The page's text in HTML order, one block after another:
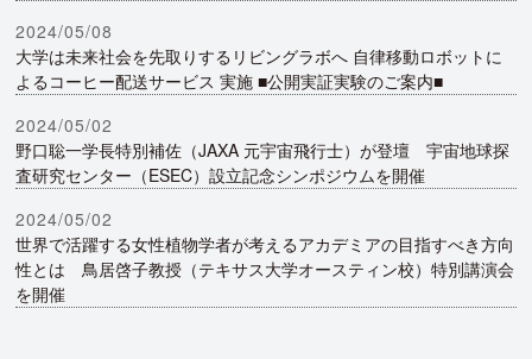
2024/05/08
大学は未来社会を先取りするリビングラボへ 自律移動ロボットに
よるコーヒー配送サービス 実施 ■公開実証実験のご案内■
2024/05/02
野口聡一学長特別補佐（JAXA 元宇宙飛行士）が登壇 宇宙地球探
査研究センター（ESEC）設立記念シンポジウムを開催
2024/05/02
世界で活躍する女性植物学者が考えるアカデミアの目指すべき方向
性とは 鳥居啓子教授（テキサス大学オースティン校）特別講演会
を開催